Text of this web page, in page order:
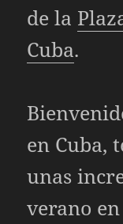
de la
Cuba.
en Cuba,
unas
verano